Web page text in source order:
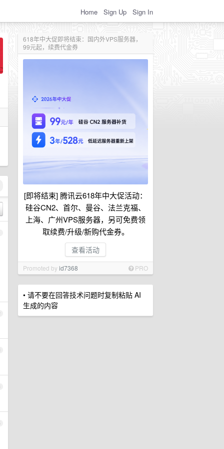
Home Sign Up Sign In
618年中大促即将结束：国内外VPS服务器，
99元起，续费代金券
[即将结束] 腾讯云618年中大促活动：
硅谷CN2、首尔、曼谷、法兰克福、
上海、广州VPS服务器，另可免费领
取续费/升级/新购代金券。
查看活动
Promoted byid7368 PRO
• 请不要在回答技术问题时复制粘贴 AI
生成的内容